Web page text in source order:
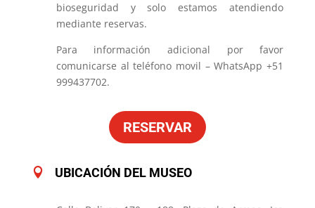
bioseguridad y solo estamos atendiendo
mediante reservas.
Para información adicional por favor
comunicarse al teléfono movil – WhatsApp +51
999437702.
RESERVAR
 UBICACIÓN DEL MUSEO